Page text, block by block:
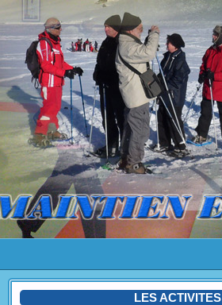
Page d'accueil
LES ACTIVITES